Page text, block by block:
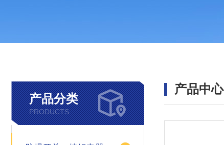
产品分类
PRODUCTS
产品中心